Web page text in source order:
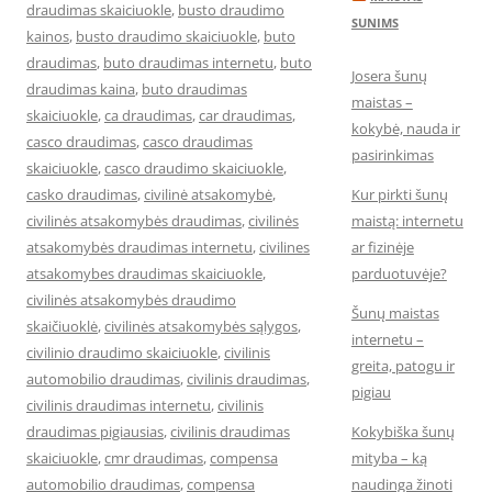
draudimas skaiciuokle, busto draudimo
kainos, busto draudimo skaiciuokle, buto
draudimas, buto draudimas internetu, buto
draudimas kaina, buto draudimas
skaiciuokle,ca draudimas,car draudimas,
casco draudimas,casco draudimas
skaiciuokle,casco draudimo skaiciuokle,
casko draudimas,civilinė atsakomybė,
civilinės atsakomybės draudimas,civilinės
atsakomybės draudimas internetu,civilines
atsakomybes draudimas skaiciuokle,
civilinės atsakomybės draudimo
skaičiuoklė,civilinės atsakomybės sąlygos,
civilinio draudimo skaiciuokle,civilinis
automobilio draudimas,civilinis draudimas,
civilinis draudimas internetu,civilinis
draudimas pigiausias,civilinis draudimas
skaiciuokle,cmr draudimas,compensa
automobilio draudimas,compensa
SUNIMS
Josera šunų
maistas –
kokybė, nauda ir
pasirinkimas
Kur pirkti šunų
maistą: internetu
ar fizinėje
parduotuvėje?
Šunų maistas
internetu –
greita, patogu ir
pigiau
Kokybiška šunų
mityba – ką
naudinga žinoti